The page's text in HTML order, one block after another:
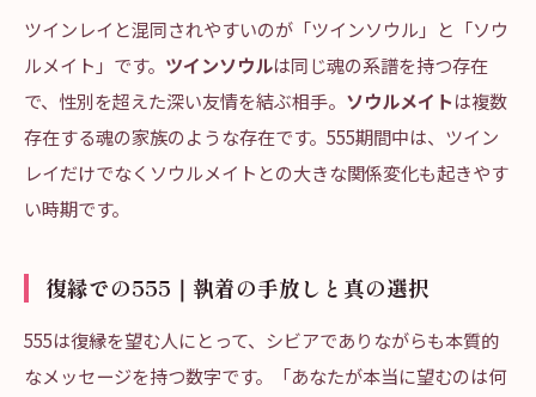
ツインレイと混同されやすいのが「ツインソウル」と「ソウ
ルメイト」です。 ツインソウルは同じ魂の系譜を持つ存在
で、性別を超えた深い友情を結ぶ相手。 ソウルメイトは複数
存在する魂の家族のような存在です。555期間中は、ツイン
レイだけでなくソウルメイトとの大きな関係変化も起きやす
い時期です。
復縁での555｜執着の手放しと真の選択
555は復縁を望む人にとって、シビアでありながらも本質的
なメッセージを持つ数字です。「あなたが本当に望むのは何